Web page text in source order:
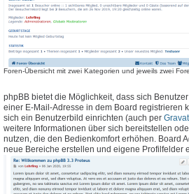
Foren-Übersicht mit zwei Kategorien und jeweils zwei
phpBB bietet die Möglichkeit, dass sich
einer E-Mail-Adresse in dem Board registrieren
sich ein Benutzerbild einrichten (auch per
weitere Informationen über sich bereitstellen
nutzen, die den Bedienkomfort erhöhen. Board
neue Bereiche erstellen und eigene Profilfelder